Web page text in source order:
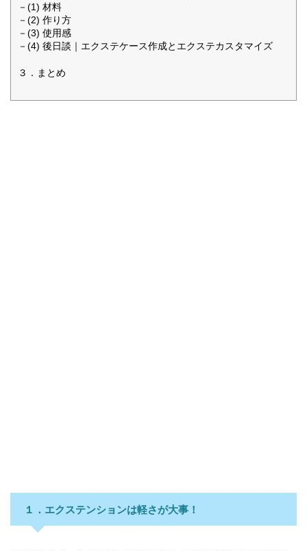
－(1) 材料
－(2) 作り方
－(3) 使用感
－(4) 後日談｜エクステケース作成とエクステカスタマイズ
３．まとめ
１．エクステンションは軽さが大事！